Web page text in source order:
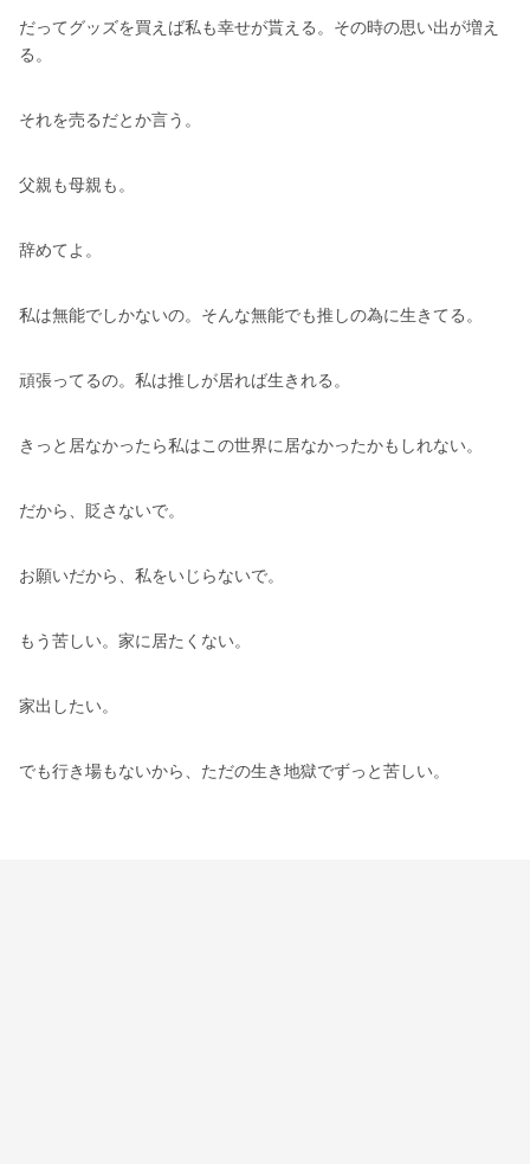
だってグッズを買えば私も幸せが貰える。その時の思い出が増え
る。
それを売るだとか言う。
父親も母親も。
辞めてよ。
私は無能でしかないの。そんな無能でも推しの為に生きてる。
頑張ってるの。私は推しが居れば生きれる。
きっと居なかったら私はこの世界に居なかったかもしれない。
だから、貶さないで。
お願いだから、私をいじらないで。
もう苦しい。家に居たくない。
家出したい。
でも行き場もないから、ただの生き地獄でずっと苦しい。